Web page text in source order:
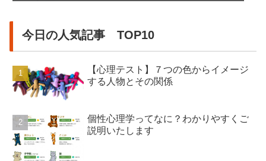
今日の人気記事 TOP10
【心理テスト】７つの色からイメージ
する人物とその関係
個性心理学ってなに？わかりやすくご
説明いたします